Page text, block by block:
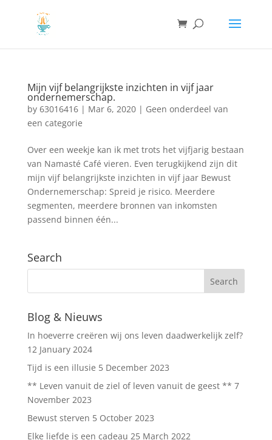
Mijn vijf belangrijkste inzichten in vijf jaar
ondernemerschap.
by 63016416| Mar 6, 2020| Geen onderdeel van
een categorie
Over een weekje kan ik met trots het vijfjarig bestaan
van Namasté Café vieren. Even terugkijkend zijn dit
mijn vijf belangrijkste inzichten in vijf jaar Bewust
Ondernemerschap: Spreid je risico. Meerdere
segmenten, meerdere bronnen van inkomsten
passend binnen één...
Search
Blog & Nieuws
In hoeverre creëren wij ons leven daadwerkelijk zelf?
12 January 2024
Tijd is een illusie 5 December 2023
** Leven vanuit de ziel of leven vanuit de geest ** 7
November 2023
Bewust sterven 5 October 2023
Elke liefde is een cadeau 25 March 2022